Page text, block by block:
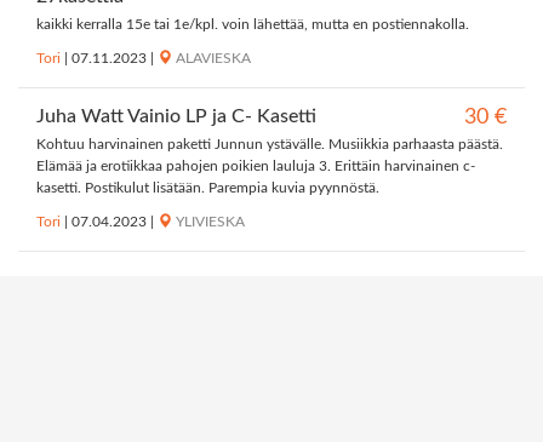
kaikki kerralla 15e tai 1e/kpl. voin lähettää, mutta en postiennakolla.
Tori 07.11.2023 ALAVIESKA
Juha Watt Vainio LP ja C- Kasetti 30 €
Kohtuu harvinainen paketti Junnun ystävälle. Musiikkia parhaasta päästä.
Elämää ja erotiikkaa pahojen poikien lauluja 3. Erittäin harvinainen c-
kasetti. Postikulut lisätään. Parempia kuvia pyynnöstä.
Tori 07.04.2023 YLIVIESKA